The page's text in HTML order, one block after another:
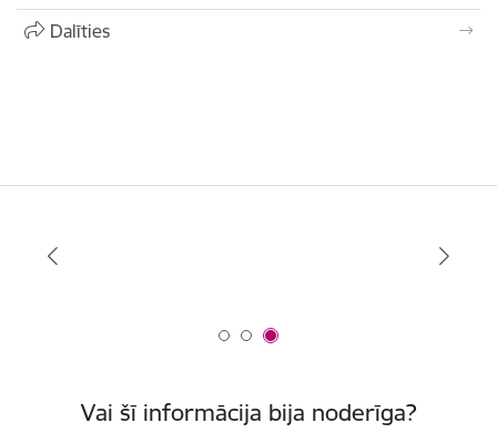
Dalīties
Vai šī informācija bija noderīga?